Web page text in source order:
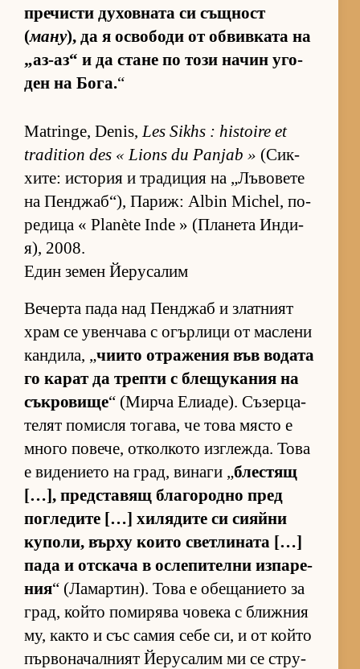
пре­чисти ду­хов­ната си същ­ност
(ману), да я ос­во­боди от об­вив­ката на
„аз-аз“ и да стане по този на­чин уго­
ден на Бо­га.“
Matringe, Denis,Les Sikhs : histoire et
tradition des « Lions du Panjab » (Сик­
хи­те: ис­то­рия и тра­ди­ция на „Лъ­во­вете
на Пен­джаб­“), Па­риж: Albin Michel, по­
ре­дица « Planète Inde » (Пла­нета Ин­ди­
я), 2008.
Един земен Йерусалим
Ве­черта пада над Пен­джаб и злат­ният
храм се увен­чава с огър­лици от мас­лени
кан­ди­ла, „чи­ито от­ра­же­ния във во­дата
го ка­рат да трепти с бле­щу­ка­ния на
сък­ро­вище“ (Мирча Ели­а­де). Съ­зер­ца­
те­лят по­мисля то­га­ва, че това място е
много по­ве­че, от­кол­кото из­г­леж­да. Това
е ви­де­ни­ето на град, ви­наги „блес­тящ
[…], пред­с­та­вящ бла­го­родно пред
пог­ле­дите […] хи­ля­дите си си­яйни
ку­по­ли, върху ко­ито свет­ли­ната […]
пада и от­с­кача в ос­ле­пи­телни из­па­ре­
ния“ (Ла­мар­тин). Това е обе­ща­ни­ето за
град, който по­ми­рява чо­века с ближ­ния
му, както и със са­мия себе си, и от който
пър­во­на­чал­ният Йе­ру­са­лим ми се стру­